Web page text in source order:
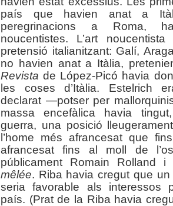
país que havien anat a
peregrinacions a Roma,
noucentistes. L’art
pretensió italianitzant: Galí,
no havien anat a Itàlia,
Revista de López-Picó havia
les coses d’Itàlia. Estelrich
declarat —potser per
massa encefàlica havia
guerra, una posició
l’home més afrancesat que
afrancesat fins al moll de
públicament Romain Rolland i
mêlée. Riba havia cregut que un
seria favorable als interessos
país. (Prat de la Riba havia